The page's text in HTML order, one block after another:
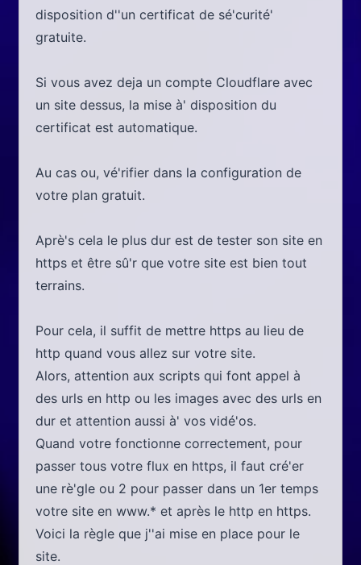
disposition d''un certificat de sé'curité'
gratuite.
Si vous avez deja un compte Cloudflare avec
un site dessus, la mise à' disposition du
certificat est automatique.
Au cas ou, vé'rifier dans la configuration de
votre plan gratuit.
Aprè's cela le plus dur est de tester son site en
https et être sû'r que votre site est bien tout
terrains.
Pour cela, il suffit de mettre https au lieu de
http quand vous allez sur votre site.
Alors, attention aux scripts qui font appel à
des urls en http ou les images avec des urls en
dur et attention aussi à' vos vidé'os.
Quand votre fonctionne correctement, pour
passer tous votre flux en https, il faut cré'er
une rè'gle ou 2 pour passer dans un 1er temps
votre site en www.* et après le http en https.
Voici la règle que j''ai mise en place pour le
site.